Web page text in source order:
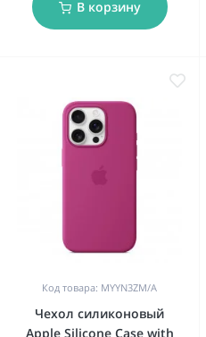
В корзину
Код товара: MYYN3ZM/A
Чехол силиконовый
Apple Silicone Case with